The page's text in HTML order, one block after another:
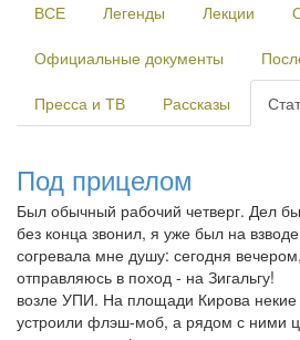
ВСЕ Легенды Лекции
Официальные документы
Пресса и ТВ Рассказы
Под прицелом
Был обычный рабочий четверг. Дел
без конца звонил, я уже был на
согревала мне душу: сегодня
отправляюсь в поход - на
возле УПИ. На площади Кирова некие
устроили флэш-моб, а рядом с ними